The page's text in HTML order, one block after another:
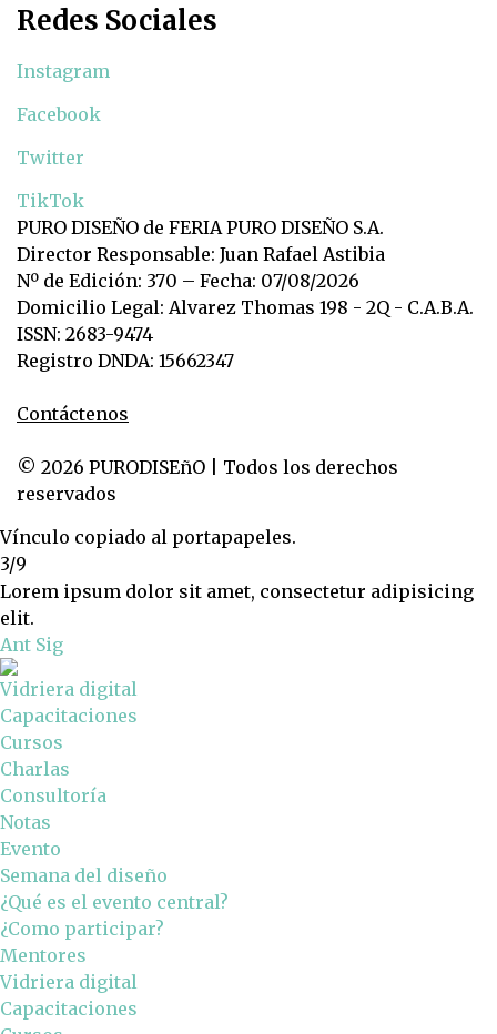
Redes Sociales
Instagram
Facebook
Twitter
TikTok
PURO DISEÑO de FERIA PURO DISEÑO S.A.
Director Responsable: Juan Rafael Astibia
Nº de Edición: 370 – Fecha: 07/08/2026
Domicilio Legal: Alvarez Thomas 198 - 2Q - C.A.B.A.
ISSN: 2683-9474
Registro DNDA: 15662347
Contáctenos
© 2026 PURODISEñO | Todos los derechos
reservados
Vínculo copiado al portapapeles.
3/9
Lorem ipsum dolor sit amet, consectetur adipisicing
elit.
Ant Sig
Vidriera digital
Capacitaciones
Cursos
Charlas
Consultoría
Notas
Evento
Semana del diseño
¿Qué es el evento central?
¿Como participar?
Mentores
Vidriera digital
Capacitaciones